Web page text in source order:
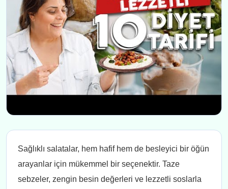
Sağlıklı salatalar, hem hafif hem de besleyici bir öğün
arayanlar için mükemmel bir seçenektir. Taze
sebzeler, zengin besin değerleri ve lezzetli soslarla